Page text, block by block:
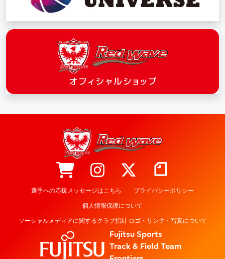
選手への応援メッセージはこちら プライバシーポリシー
個人情報保護について
ソーシャルメディアに関するクラブ指針 ロゴ・リンク・写真について
Fujitsu Sports
Track & Field Team